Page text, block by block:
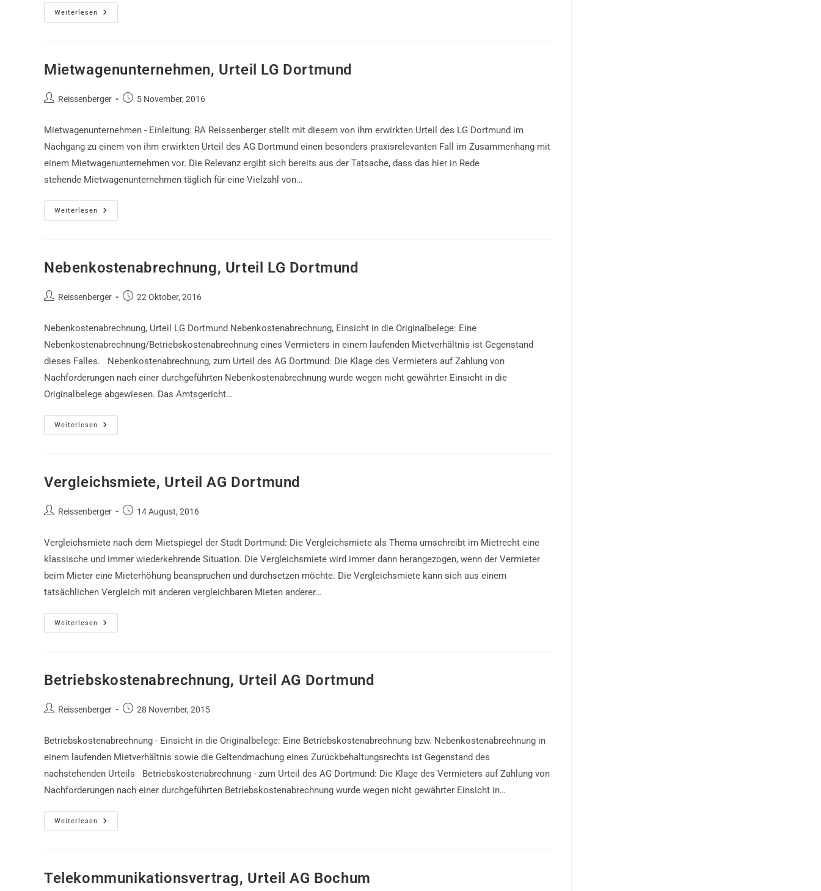
Weiterlesen
Anspruch
Auf
Mietwagenunternehmen, Urteil LG Dortmund
Beitrags-
Reissenberger
Beitrag5 November, 2016
Mietwagenunternehmen - Einleitung: RA Reissenberger stellt mit diesem von ihm erwirkten Urteil des LG Dortmund im
Nachgang zu einem von ihm erwirkten Urteil des AG Dortmund einen besonders praxisrelevanten Fall im Zusammenhang mit
einem Mietwagenunternehmen vor. Die Relevanz ergibt sich bereits aus der Tatsache, dass das hier in Rede
stehende Mietwagenunternehmen täglich für eine Vielzahl von…
Weiterlesen
Mietwagenunternehmen,
Urteil
Nebenkostenabrechnung, Urteil LG Dortmund
Beitrags-
Reissenberger
Beitrag22 Oktober, 2016
Nebenkostenabrechnung, Urteil LG Dortmund Nebenkostenabrechnung, Einsicht in die Originalbelege: Eine
Nebenkostenabrechnung/Betriebskostenabrechnung eines Vermieters in einem laufenden Mietverhältnis ist Gegenstand
dieses Falles. Nebenkostenabrechnung, zum Urteil des AG Dortmund: Die Klage des Vermieters auf Zahlung von
Nachforderungen nach einer durchgeführten Nebenkostenabrechnung wurde wegen nicht gewährter Einsicht in die
Originalbelege abgewiesen. Das Amtsgericht…
Weiterlesen
Nebenkostenabrechnung,
Urteil
Vergleichsmiete, Urteil AG Dortmund
Beitrags-
Reissenberger
Beitrag14 August, 2016
Vergleichsmiete nach dem Mietspiegel der Stadt Dortmund: Die Vergleichsmiete als Thema umschreibt im Mietrecht eine
klassische und immer wiederkehrende Situation. Die Vergleichsmiete wird immer dann herangezogen, wenn der Vermieter
beim Mieter eine Mieterhöhung beanspruchen und durchsetzen möchte. Die Vergleichsmiete kann sich aus einem
tatsächlichen Vergleich mit anderen vergleichbaren Mieten anderer…
Weiterlesen
Vergleichsmiete,
Urteil
Betriebskostenabrechnung, Urteil AG Dortmund
Beitrags-
Reissenberger
Beitrag28 November, 2015
Betriebskostenabrechnung - Einsicht in die Originalbelege: Eine Betriebskostenabrechnung bzw. Nebenkostenabrechnung in
einem laufenden Mietverhältnis sowie die Geltendmachung eines Zurückbehaltungsrechts ist Gegenstand des
nachstehenden Urteils Betriebskostenabrechnung - zum Urteil des AG Dortmund: Die Klage des Vermieters auf Zahlung von
Nachforderungen nach einer durchgeführten Betriebskostenabrechnung wurde wegen nicht gewährter Einsicht in…
Weiterlesen
Betriebskostenabrechnung,
Urteil
Telekommunikationsvertrag, Urteil AG Bochum